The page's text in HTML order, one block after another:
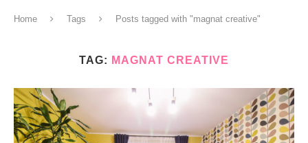
Home Tags Posts tagged with "magnat creative"
TAG: MAGNAT CREATIVE